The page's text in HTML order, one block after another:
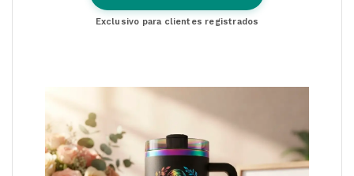
Exclusivo para clientes registrados